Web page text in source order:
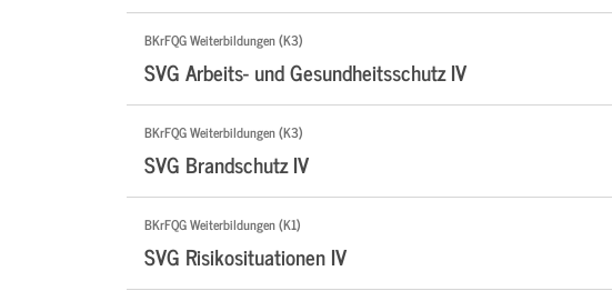
BKrFQG Weiterbildungen (K3)
SVG Arbeits- und Gesundheitsschutz IV
BKrFQG Weiterbildungen (K3)
SVG Brandschutz IV
BKrFQG Weiterbildungen (K1)
SVG Risikosituationen IV